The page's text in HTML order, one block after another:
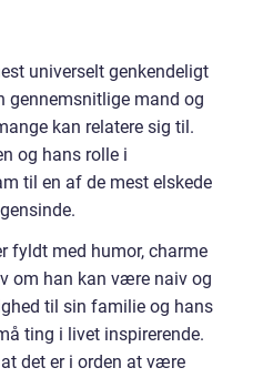
universelt genkendeligt
gennemsnitlige mand og
kan relatere sig til.
og hans rolle i
til en af de mest elskede
fyldt med humor, charme
om han kan være naiv og
til sin familie og hans
ting i livet inspirerende.
det er i orden at være